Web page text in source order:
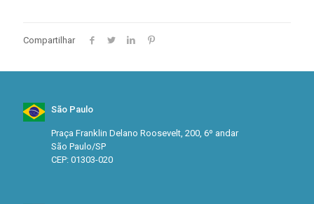
Compartilhar
São Paulo
Praça Franklin Delano Roosevelt, 200, 6º andar
São Paulo/SP
CEP: 01303-020